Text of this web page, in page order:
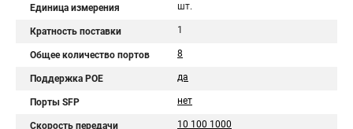
Единица измерения шт.
Кратность поставки 1
Общее количество портов 8
Поддержка POE да
Порты SFP нет
Скорость передачи 10 100 1000